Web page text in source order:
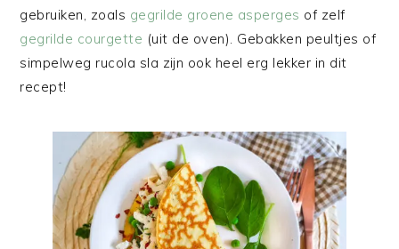
gebruiken, zoals gegrilde groene asperges of zelf
gegrilde courgette (uit de oven). Gebakken peultjes of
simpelweg rucola sla zijn ook heel erg lekker in dit
recept!